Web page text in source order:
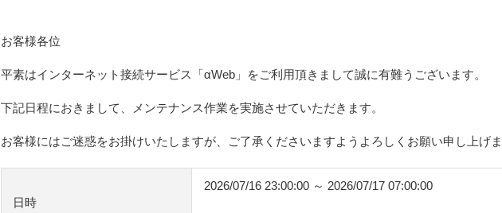
お客様各位
平素はインターネット接続サービス「αWeb」をご利用頂きまして誠に有難うございます。
下記日程におきまして、メンテナンス作業を実施させていただきます。
お客様にはご迷惑をお掛けいたしますが、ご了承くださいますようよろしくお願い申し上げま
日時
2026/07/16 23:00:00 ～ 2026/07/17 07:00:00